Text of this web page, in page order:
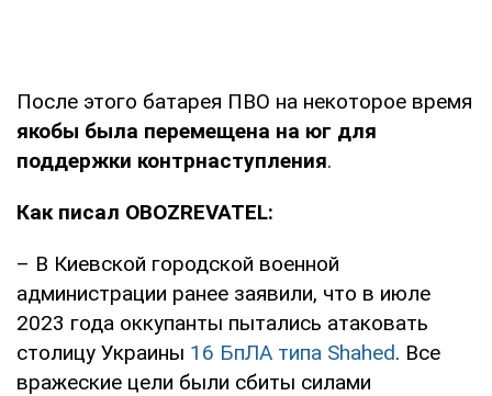
После этого батарея ПВО на некоторое время
якобы была перемещена на юг для
поддержки контрнаступления.
Как писал OBOZREVATEL:
– В Киевской городской военной
администрации ранее заявили, что в июле
2023 года оккупанты пытались атаковать
столицу Украины 16 БпЛА типа Shahed. Все
вражеские цели были сбиты силами